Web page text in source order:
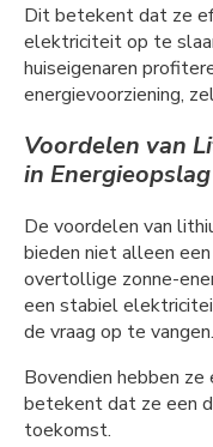
Dit betekent dat ze
elektriciteit op te
huiseigenaren
energievoorziening,
Voordelen van
in Energieopslag
De voordelen van
bieden niet alleen
overtollige zonne-
een stabiel
de vraag op te vangen.
Bovendien hebben
betekent dat ze een
toekomst.